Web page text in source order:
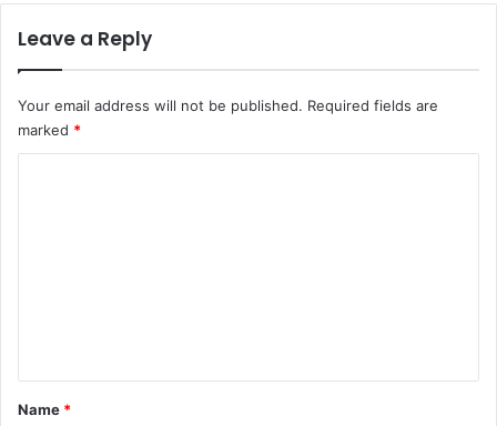
Leave a Reply
Your email address will not be published. Required fields are
marked *
*
Name *